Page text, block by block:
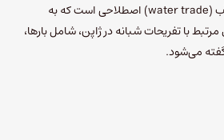
میزوشوبای یا تجارت آب (water trade) اصطلاحی است که به
با تفریحات شبانه در ژاپن، شامل بارها،‌
گفته می‌شود.